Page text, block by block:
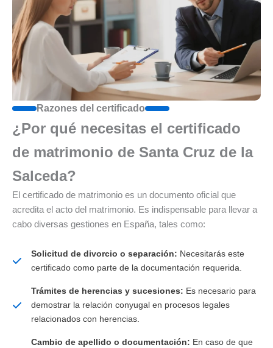
Razones del certificado
¿Por qué necesitas el certificado
de matrimonio de Santa Cruz de la
Salceda?
El certificado de matrimonio es un documento oficial que
acredita el acto del matrimonio. Es indispensable para llevar a
cabo diversas gestiones en España, tales como:
Solicitud de divorcio o separación: Necesitarás este
certificado como parte de la documentación requerida.
Trámites de herencias y sucesiones: Es necesario para
demostrar la relación conyugal en procesos legales
relacionados con herencias.
Cambio de apellido o documentación: En caso de que